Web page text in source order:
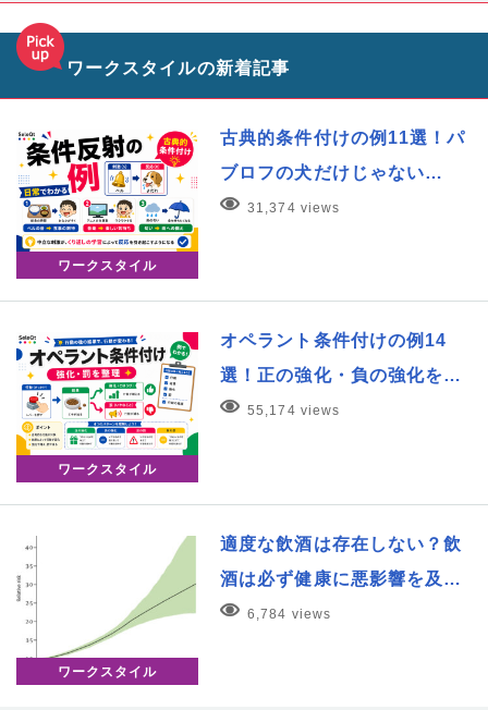
ワークスタイルの新着記事
ワークスタイル
古典的条件付けの例11選！パ
ブロフの犬だけじゃない…
31,374 views
ワークスタイル
オペラント条件付けの例14
選！正の強化・負の強化を…
55,174 views
ワークスタイル
適度な飲酒は存在しない？飲
酒は必ず健康に悪影響を及…
6,784 views